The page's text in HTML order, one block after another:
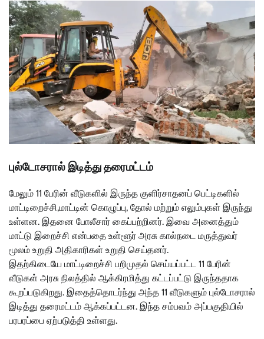
புல்டோசரால் இடித்து தரைமட்டம்
மேலும் 11 பேரின் வீடுகளில் இருந்த குளிர்சாதனப் பெட்டிகளில்
மாட்டிறைச்சி,மாட்டின் கொழுப்பு, தோல் மற்றும் எலும்புகள் இருந்து
உள்ளன. இதனை போலீசார் கைப்பற்றினர். இவை அனைத்தும்
மாட்டு இறைச்சி என்பதை உள்ளூர் அரசு கால்நடை மருத்துவர்
மூலம் உறுதி அதிகாரிகள் உறுதி செய்தனர்.
இதற்கிடையே மாட்டிறைச்சி பறிமுதல் செய்யப்பட்ட 11 பேரின்
வீடுகள் அரசு நிலத்தில் ஆக்கிரமித்து கட்டப்பட்டு இருந்ததாக
கூறப்படுகிறது. இதைத்தொடர்ந்து அந்த 11 வீடுகளும் புல்டோசரால்
இடித்து தரைமட்டம் ஆக்கப்பட்டன. இந்த சம்பவம் அப்பகுதியில்
பரபரப்பை ஏற்படுத்தி உள்ளது.